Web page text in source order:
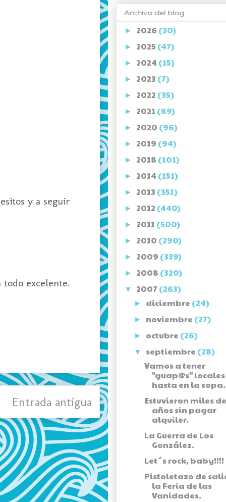
y a seguir
todo excelente.
Entrada antigua
Archivo del blog
► 2026 (30)
► 2025 (47)
► 2024 (15)
► 2023 (7)
► 2022 (35)
► 2021 (89)
► 2020 (96)
► 2019 (94)
► 2018 (101)
► 2014 (151)
► 2013 (351)
► 2012 (440)
► 2011 (500)
► 2010 (290)
► 2009 (339)
► 2008 (320)
▼ 2007 (263)
► diciembre (24)
► noviembre (27)
► octubre (26)
▼ septiembre (28)
Vamos a tener
"guap@s" locales
hasta en la sopa.
Estuvieron miles de
años sin pagar
alquiler.
La Guerra de Los
González.
Let´s rock, baby!!!!
Pistoletazo de
la Feria de las
Vanidades.